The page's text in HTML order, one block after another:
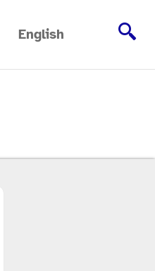
English